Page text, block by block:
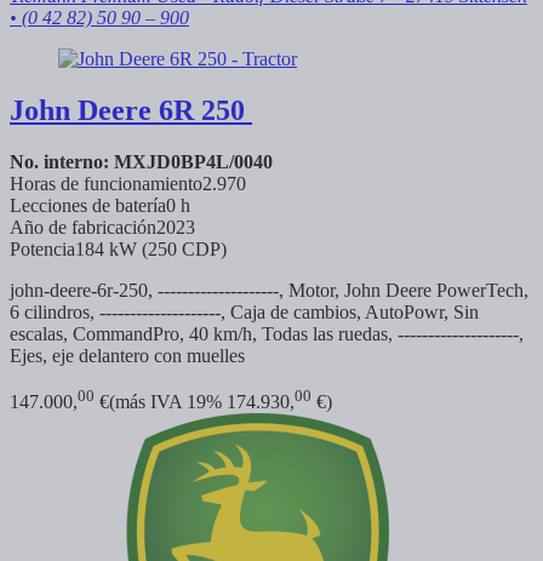
• (0 42 82) 50 90 – 900
John Deere 6R 250
No. interno: MXJD0BP4L/0040
Horas de funcionamiento2.970
Lecciones de batería0 h
Año de fabricación2023
Potencia184 kW (250 CDP)
john-deere-6r-250, --------------------, Motor, John Deere PowerTech,
6 cilindros, --------------------, Caja de cambios, AutoPowr, Sin
escalas, CommandPro, 40 km/h, Todas las ruedas, --------------------,
Ejes, eje delantero con muelles
147.000,00 €(más IVA 19% 174.930,00 €)